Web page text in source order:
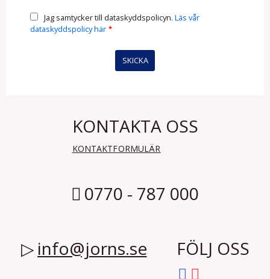
Jag samtycker till dataskyddspolicyn. Läs vår
dataskyddspolicy här *
KONTAKTA OSS
KONTAKTFORMULÄR
0770 - 787 000
info@jorns.se FÖLJ OSS